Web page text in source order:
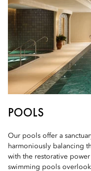
POOLS
Our pools offer a
harmoniously balancing
with the restorative
swimming pools